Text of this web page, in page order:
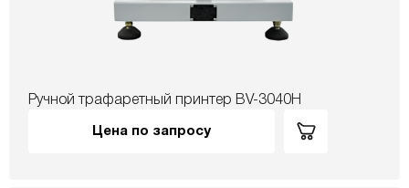
Ручной трафаретный принтер BV-3040H
Цена по запросу